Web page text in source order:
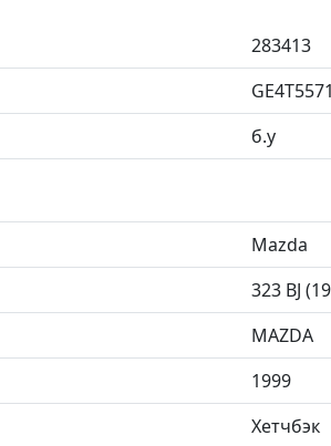
283413
б.у
Mazda
323 BJ
MAZDA
1999
Хетчбэк